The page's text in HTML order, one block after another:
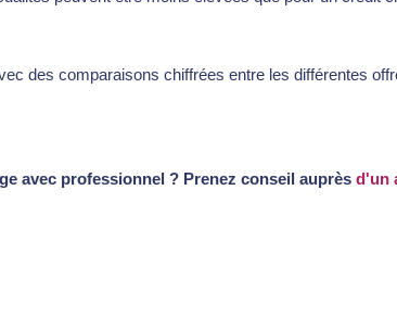
des comparaisons chiffrées entre les différentes
avec professionnel ? Prenez conseil auprès d'un